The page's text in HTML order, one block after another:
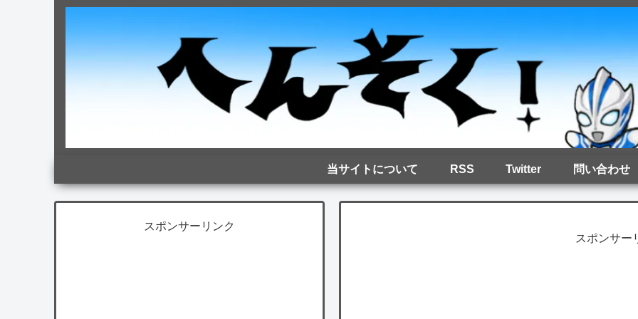
当サイトについて RSS Twitter 問い合わせ
スポンサー
スポンサーリンク